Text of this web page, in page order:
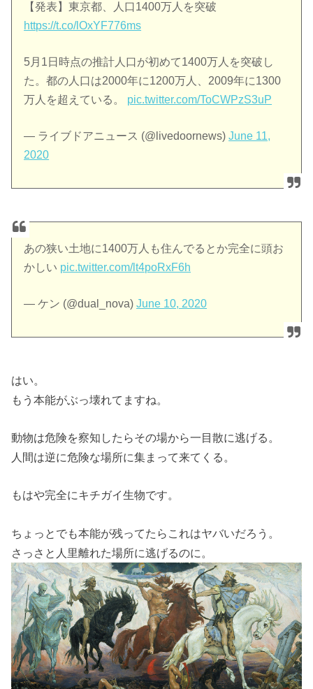
【発表】東京都、人口1400万人を突破
https://t.co/lOxYF776ms
5月1日時点の推計人口が初めて1400万人を突破し
た。都の人口は2000年に1200万人、2009年に1300
万人を超えている。 pic.twitter.com/ToCWPzS3uP
— ライブドアニュース (@livedoornews)June 11,
2020
あの狭い土地に1400万人も住んでるとか完全に頭お
かしい pic.twitter.com/lt4poRxF6h
— ケン (@dual_nova)June 10, 2020
はい。
もう本能がぶっ壊れてますね。
動物は危険を察知したらその場から一目散に逃げる。
人間は逆に危険な場所に集まって来てくる。
もはや完全にキチガイ生物です。
ちょっとでも本能が残ってたらこれはヤバいだろう。
さっさと人里離れた場所に逃げるのに。